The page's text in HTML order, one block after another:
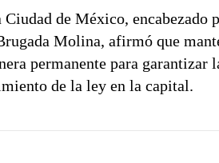
de México, encabezado
Molina, afirmó que
permanente para garantizar
de la ley en la capital.